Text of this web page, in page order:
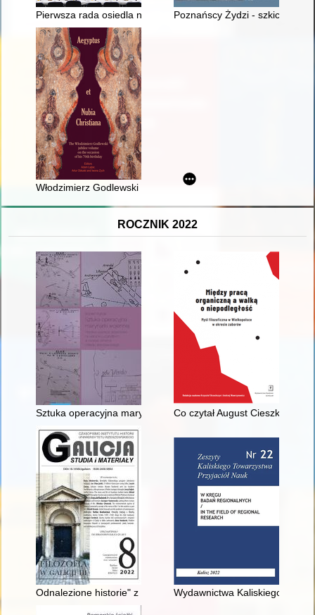
Pierwsza rada osiedla na Dębcu (2000-2005) jako przykład
Poznańscy Żydzi - szkic do
Włodzimierz Godlewski - list of publications
ROCZNIK 2022
Sztuka operacyjna marynarki wojennej : morskie operacje
Co czytał August
Odnalezione historie" z ziemi stanisławowskiej, czyli Kilka
Wydawnictwa Kaliskiego